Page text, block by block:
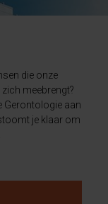
die onze
meebrengt?
Gerontologie aan
je klaar om